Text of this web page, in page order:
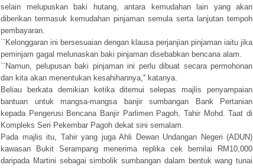
selain melupuskan baki hutang, antara kemudahan lain yang akan
diberikan termasuk kemudahan pinjaman semula serta lanjutan tempoh
pembayaran.
``Kelonggaran ini bersesuaian dengan klausa perjanjian pinjaman iaitu jika
peminjam gagal melunaskan baki pinjaman disebabkan bencana alam.
``Namun, pelupusan baki pinjaman ini perlu dibuat secara permohonan
dan kita akan menentukan kesahihannya,'' katanya.
Beliau berkata demikian ketika ditemui selepas majlis penyampaian
bantuan untuk mangsa-mangsa banjir sumbangan Bank Pertanian
kepada Pengerusi Bencana Banjir Parlimen Pagoh, Tahir Mohd. Taat di
Kompleks Seri Pekembar Pagoh dekat sini semalam.
Pada majlis itu, Tahir yang juga Ahli Dewan Undangan Negeri (ADUN)
kawasan Bukit Serampang menerima replika cek bernilai RM10,000
daripada Martini sebagai simbolik sumbangan dalam bentuk wang tunai